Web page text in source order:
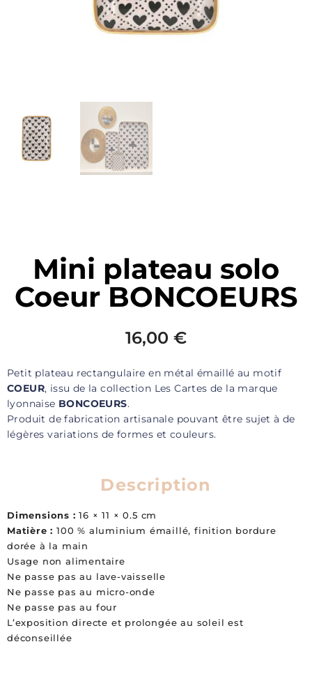
Mini plateau solo
Coeur BONCOEURS
16,00 €
Petit plateau rectangulaire en métal émaillé au motif
COEUR, issu de la collection Les Cartes de la marque
lyonnaise BONCOEURS.
Produit de fabrication artisanale pouvant être sujet à de
légères variations de formes et couleurs.
Description
Dimensions : 16 × 11 × 0.5 cm
Matière : 100 % aluminium émaillé, finition bordure
dorée à la main
Usage non alimentaire
Ne passe pas au lave-vaisselle
Ne passe pas au micro-onde
Ne passe pas au four
L’exposition directe et prolongée au soleil est
déconseillée